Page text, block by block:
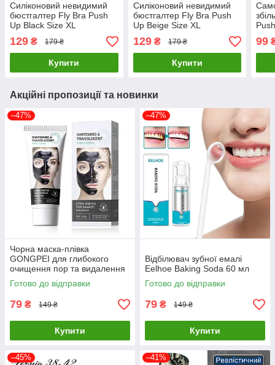
Силіконовий невидимий
бюстгалтер Fly Bra Рush
Up Black Size XL
129 ₴ 179 ₴
Купити
Силіконовий невидимий
бюстгалтер Fly Bra Рush
Up Beigе Size XL
129₴ 179 ₴
Купити
99
Акційні пропозиції та новинки
–47%
Чорна маска-плівка
GONGPEI для глибокого
очищення пор та видалення
чорних цяток, 60 г
Готово до відправки
79 ₴ 149 ₴
Купити
–47%
Відбілювач зубної емалі
Eelhoe Baking Soda 60 мл
Готово до відправки
79 ₴ 149 ₴
Купити
–45% –41%